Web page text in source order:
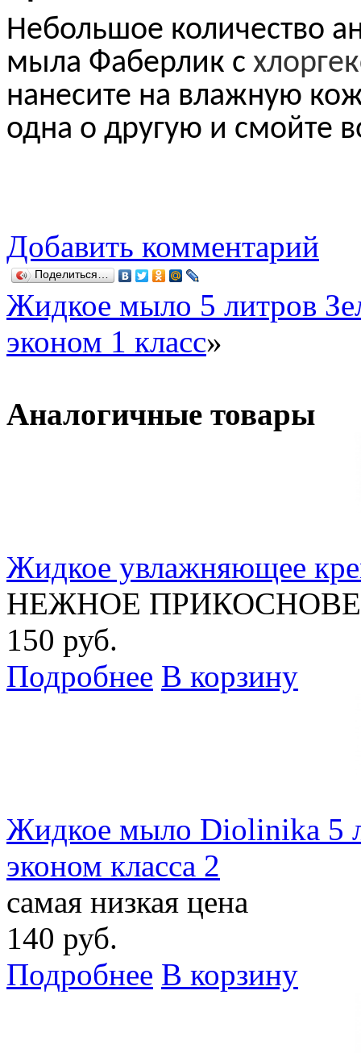
Небольшое количество
мыла Фаберлик с
нанесите на влажную
одна о другую и смойте
Добавить комментарий
Поделиться…
Жидкое мыло 5 литров
эконом 1 класс»
Аналогичные товары
Жидкое увлажняющее
НЕЖНОЕ
150 руб.
Подробнее В корзину
Жидкое мыло Diolinika 5
эконом класса 2
самая низкая цена
140 руб.
Подробнее В корзину